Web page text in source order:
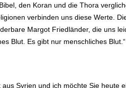
den Koran und die Thora
verbinden uns diese Werte.
Margot Friedländer, die uns
Blut. Es gibt nur menschliches Blut.“
Syrien und ich möchte Sie heute